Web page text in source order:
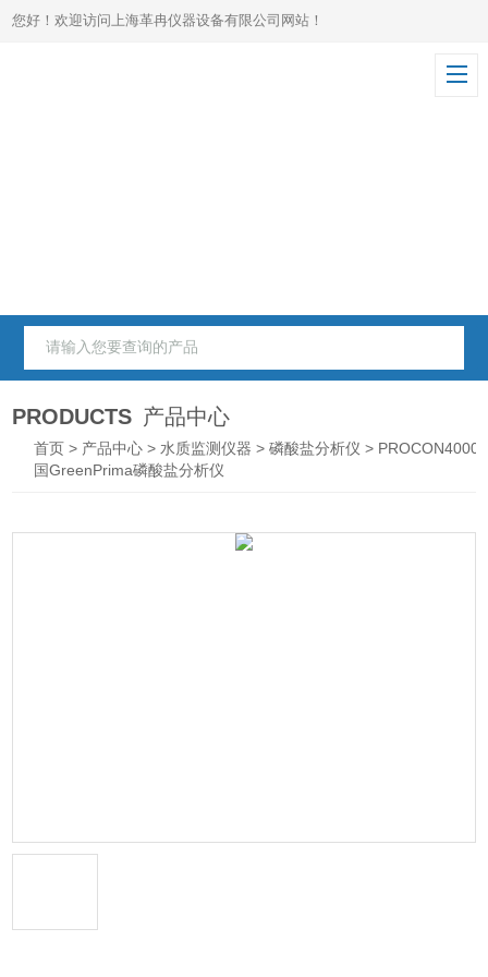
您好！欢迎访问上海革冉仪器设备有限公司网站！
PRODUCTS 产品中心
首页 > 产品中心 > 水质监测仪器 >磷酸盐分析仪 > PROCON4000
国GreenPrima磷酸盐分析仪